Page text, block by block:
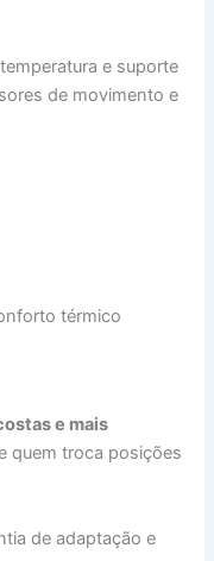
e suporte
de movimento e
térmico
e mais
quem troca posições
de adaptação e